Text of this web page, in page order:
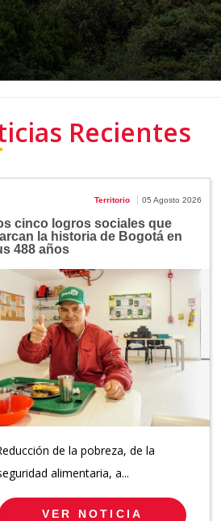
Recientes
Territorio 05 Agosto 2026
cinco logros sociales que
la historia de Bogotá en
488 años
de la pobreza, de la
alimentaria, a...
VER NOTICIA